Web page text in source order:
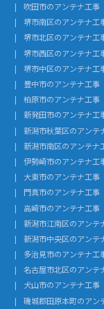
吹田市のアンテナ工事
堺市南区のアンテナ工
堺市北区のアンテナ工
堺市西区のアンテナ工
堺市中区のアンテナ工
豊中市のアンテナ工事
柏原市のアンテナ工事
新発田市のアンテナ工
新潟市秋葉区のアンテ
新潟市南区のアンテナ
伊勢崎市のアンテナ工
大東市のアンテナ工事
門真市のアンテナ工事
高崎市のアンテナ工事
新潟市江南区のアンテ
新潟市中央区のアンテ
多治見市のアンテナ工
名古屋市北区のアンテ
犬山市のアンテナ工事
磯城郡田原本町のアン